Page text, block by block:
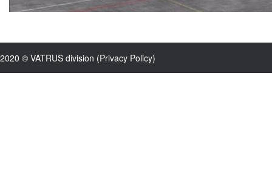
2020 © VATRUS division (Privacy Policy)